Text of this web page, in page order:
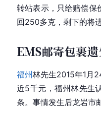
转站表示，只给赔偿保
回250多克，剩下的将
EMS邮寄包裹
福州林先生2015年1月
近5千元，福州林先生
条。事情发生后龙岩市